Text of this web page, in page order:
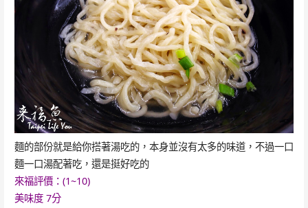
麵的部份就是給你搭著湯吃的，本身並沒有太多的味道，不過一口
麵一口湯配著吃，還是挺好吃的
來福評價：(1~10)
美味度 7分